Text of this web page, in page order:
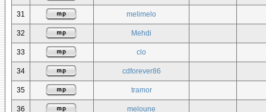
31 melimelo
32 Mehdi
33 clo
34 cdforever86
35 tramor
36 meloune